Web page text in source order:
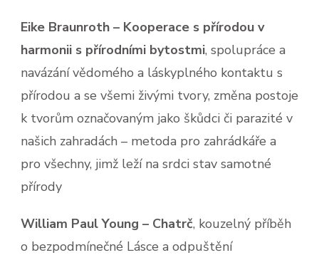
Eike Braunroth – Kooperace s přírodou v
harmonii s přírodními bytostmi, spolupráce a
navázání vědomého a láskyplného kontaktu s
přírodou a se všemi živými tvory, změna postoje
k tvorům označovaným jako škůdci či parazité v
našich zahradách – metoda pro zahrádkáře a
pro všechny, jimž leží na srdci stav samotné
přírody
William Paul Young – Chatrč, kouzelný příběh
o bezpodmínečné Lásce a odpuštění